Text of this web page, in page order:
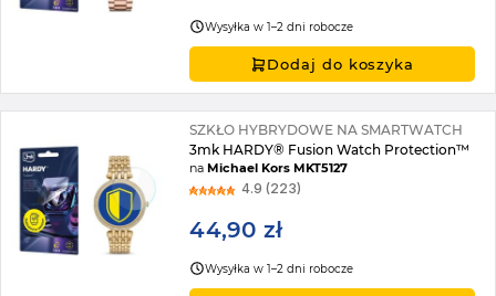
Wysyłka w 1–2 dni robocze
Dodaj do koszyka
SZKŁO HYBRYDOWE NA SMARTWATCH
3mk HARDY® Fusion Watch Protection™
naMichael Kors MKT5127
4.9 (223)
44,90 zł
Wysyłka w 1–2 dni robocze